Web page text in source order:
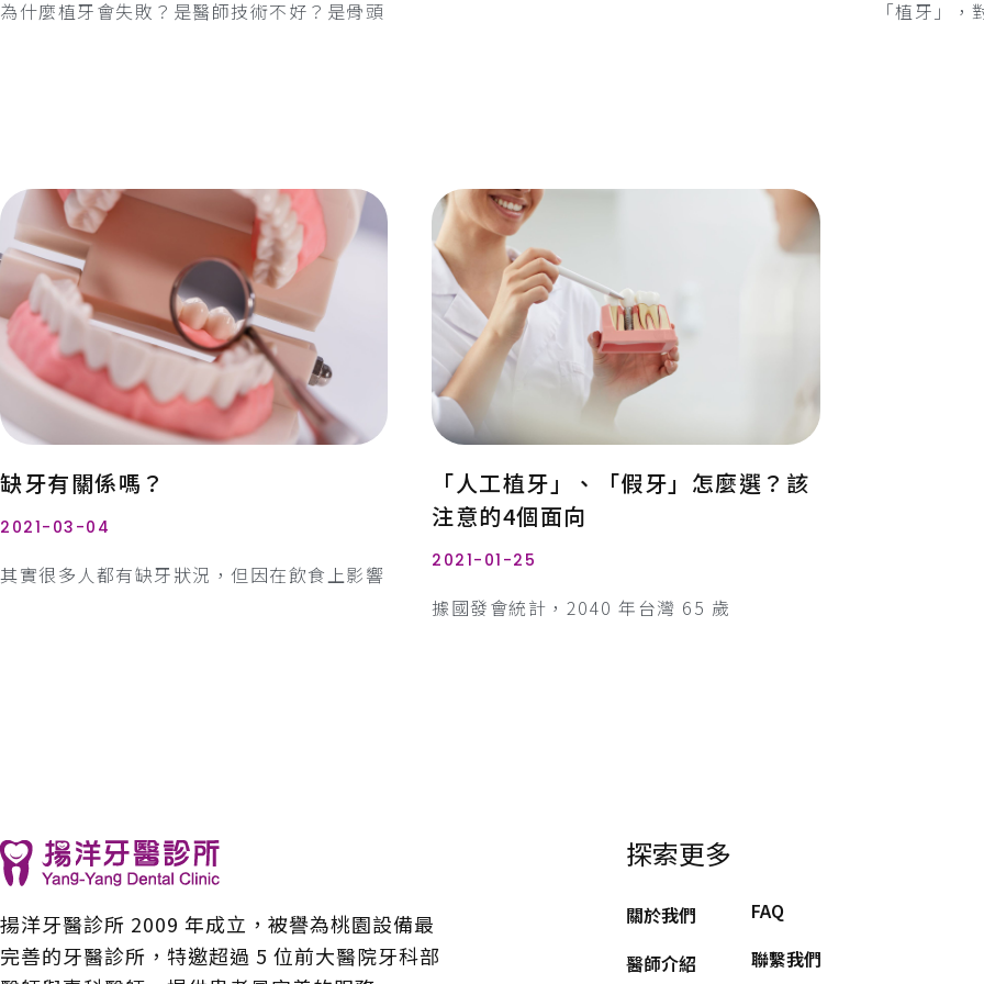
為什麼植牙會失敗？是醫師技術不好？是骨頭 「植牙」，
缺牙有關係嗎？
2021-03-04
其實很多人都有缺牙狀況，但因在飲食上影響
「人工植牙」、「假牙」怎麼選？該
注意的4個面向
2021-01-25
據國發會統計，2040 年台灣 65 歲
揚洋牙醫診所 2009 年成立，被譽為桃園設備最
完善的牙醫診所，特邀超過 5 位前大醫院牙科部
探索更多
關於我們
醫師介紹
FAQ
聯繫我們